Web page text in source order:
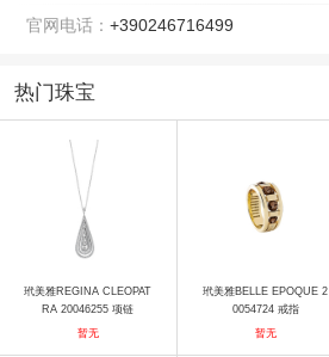
官网电话： +390246716499
热门珠宝
玳美雅REGINA CLEOPAT
RA 20046255 项链
暂无
玳美雅BELLE EPOQUE 2
0054724 戒指
暂无